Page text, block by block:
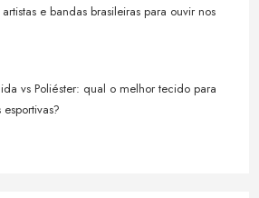
e bandas brasileiras para ouvir nos
vs Poliéster: qual o melhor tecido para
esportivas?